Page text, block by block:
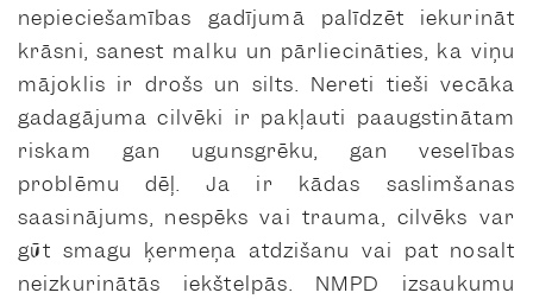
nepieciešamības gadījumā palīdzēt iekurināt
krāsni, sanest malku un pārliecināties, ka viņu
mājoklis ir drošs un silts. Nereti tieši vecāka
gadagājuma cilvēki ir pakļauti paaugstinātam
riskam gan ugunsgrēku, gan veselības
problēmu dēļ. Ja ir kādas saslimšanas
saasinājums, nespēks vai trauma, cilvēks var
gūt smagu ķermeņa atdzišanu vai pat nosalt
neizkurinātās iekštelpās. NMPD izsaukumu